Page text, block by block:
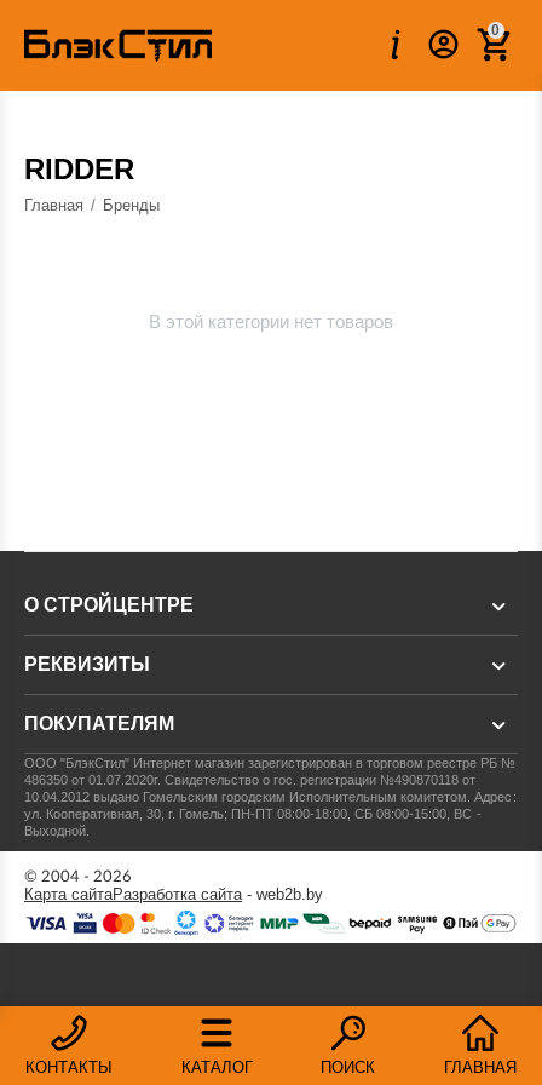
0
RIDDER
Главная / Бренды
В этой категории нет товаров
КОНТАКТЫ КАТАЛОГ ПОИСК ГЛАВНАЯ
О СТРОЙЦЕНТРЕ
РЕКВИЗИТЫ
ПОКУПАТЕЛЯМ
ООО "БлэкСтил" Интернет магазин зарегистрирован в торговом реестре РБ №
486350 от 01.07.2020г.Свидетельство о гос. регистрации №490870118 от
10.04.2012 выдано Гомельским городским Исполнительным комитетом.Адрес:
ул. Кооперативная, 30, г. Гомель; ПН-ПТ 08:00-18:00, СБ 08:00-15:00, ВС -
Выходной.
© 2004 - 2026
Карта сайтаРазработка сайта- web2b.by